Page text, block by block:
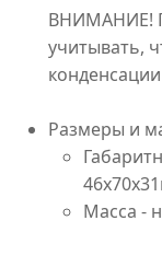
ВНИМАНИЕ!
учитывать,
Размеры и
Масса -